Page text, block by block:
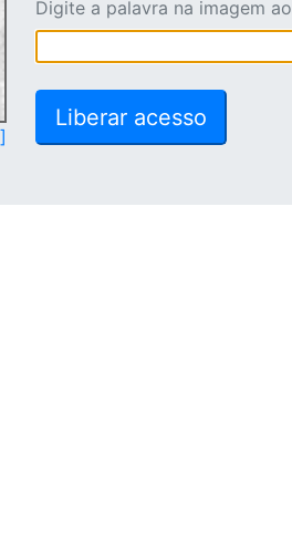
Digite a palavra na imagem